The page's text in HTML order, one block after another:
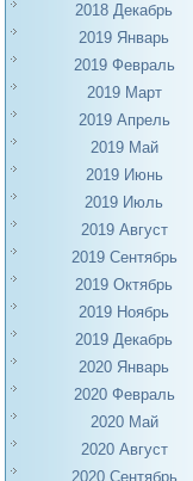
2018 Декабрь
2019 Январь
2019 Февраль
2019 Март
2019 Апрель
2019 Май
2019 Июнь
2019 Июль
2019 Август
2019 Сентябрь
2019 Октябрь
2019 Ноябрь
2019 Декабрь
2020 Январь
2020 Февраль
2020 Май
2020 Август
2020 Сентябрь